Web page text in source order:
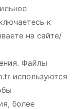
к
на сайте/
Файлы
используются
более